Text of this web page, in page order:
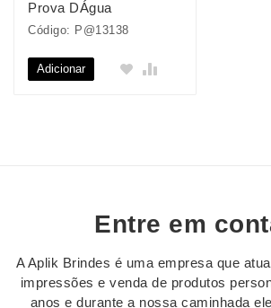
Prova DÁgua
Código: P@13138
Adicionar
Entre em
A Aplik Brindes é uma empresa que
impressões e venda de produtos
anos e durante a nossa caminhada